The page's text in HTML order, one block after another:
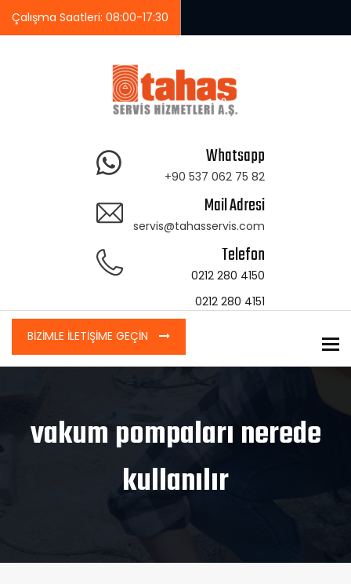
Çalışma Saatleri: 08:00-17:30
Whatsapp
+90 537 062 75 82
Mail Adresi
servis@tahasservis.com
Telefon
0212 280 4150
0212 280 4151
BİZİMLE İLETİŞİME GEÇİN
vakum pompaları nerede
kullanılır